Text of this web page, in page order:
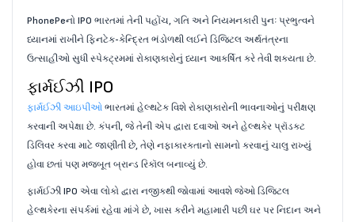
PhonePeનો IPO ભારતમાં તેની પહોંચ, ગતિ અને નિયમનકારી પુનઃ પ્રભુત્વને
ધ્યાનમાં રાખીને ફિનટેક-કેન્દ્રિત ભંડોળથી લઈને ડિજિટલ અર્થતંત્રના
ઉત્સાહીઓ સુધી સ્પેક્ટ્રમમાં રોકાણકારોનું ધ્યાન આકર્ષિત કરે તેવી શક્યતા છે.
ફાર્મઈઝી IPO
ફાર્મઈઝી આઇપીઓ ભારતમાં હેલ્થટેક વિશે રોકાણકારોની ભાવનાઓનું પરીક્ષણ
કરવાની અપેક્ષા છે. કંપની, જે તેની એપ દ્વારા દવાઓ અને હેલ્થકેર પ્રૉડક્ટ
ડિલિવર કરવા માટે જાણીતી છે, તેણે નફાકારકતાનો સામનો કરવાનું ચાલુ રાખ્યું
હોવા છતાં પણ મજબૂત બ્રાન્ડ રિકૉલ બનાવ્યું છે.
ફાર્મઈઝી IPO એવા લોકો દ્વારા નજીકથી જોવામાં આવશે જેઓ ડિજિટલ
હેલ્થકેરના સંપર્કમાં રહેવા માંગે છે, ખાસ કરીને મહામારી પછી ઘર પર નિદાન અને